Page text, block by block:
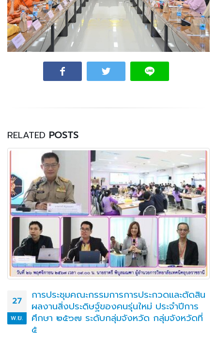
RELATED POSTS
27
พ.ย.
การประชุมคณะกรรมการการประกวดและตัดสิน
ผลงานสิ่งประดิษฐ์ของคนรุ่นใหม่ ประจำปีการ
ศึกษา ๒๕๖๗ ระดับกลุ่มจังหวัด กลุ่มจังหวัดที่
๕